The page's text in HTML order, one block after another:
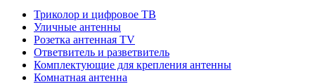
Триколор и цифровое ТВ
Уличные антенны
Розетка антенная TV
Ответвитель и разветвитель
Комплектующие для крепления антенны
Комнатная антенна